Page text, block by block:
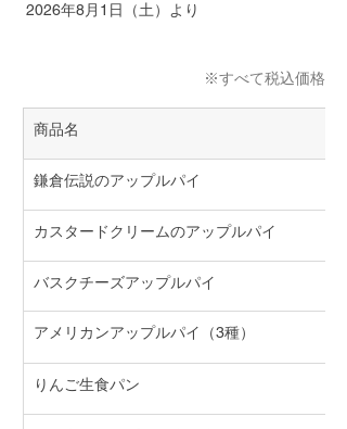
2026年8月1日（土）より
※すべて税込価格
商品名
鎌倉伝説のアップルパイ
カスタードクリームのアップルパイ
バスクチーズアップルパイ
アメリカンアップルパイ（3種）
りんご生食パン